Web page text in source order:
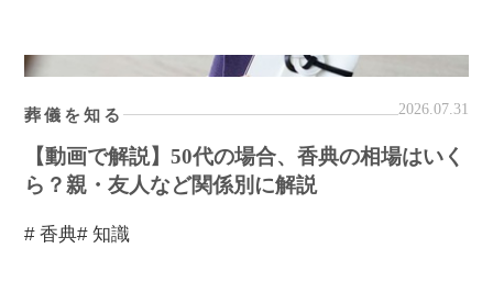
葬儀を知る 2026.07.31
【動画で解説】50代の場合、香典の相場はいく
ら？親・友人など関係別に解説
# 香典# 知識